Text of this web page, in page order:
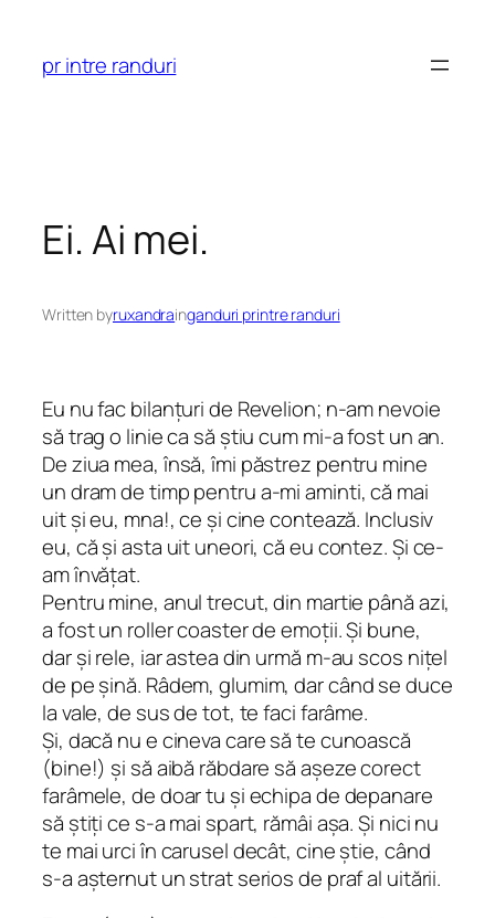
content
pr intre randuri
Ei. Ai mei.
Written byruxandrainganduri printre randuri
Eu nu fac bilanțuri de Revelion; n-am nevoie
să trag o linie ca să știu cum mi-a fost un an.
De ziua mea, însă, îmi păstrez pentru mine
un dram de timp pentru a-mi aminti, că mai
uit și eu, mna!, ce și cine contează. Inclusiv
eu, că și asta uit uneori, că eu contez. Și ce-
am învățat.
Pentru mine, anul trecut, din martie până azi,
a fost un roller coaster de emoții. Și bune,
dar și rele, iar astea din urmă m-au scos nițel
de pe șină. Râdem, glumim, dar când se duce
la vale, de sus de tot, te faci farâme.
Și, dacă nu e cineva care să te cunoască
(bine!) și să aibă răbdare să așeze corect
farâmele, de doar tu și echipa de depanare
să știți ce s-a mai spart, rămâi așa. Și nici nu
te mai urci în carusel decât, cine știe, când
s-a așternut un strat serios de praf al uitării.